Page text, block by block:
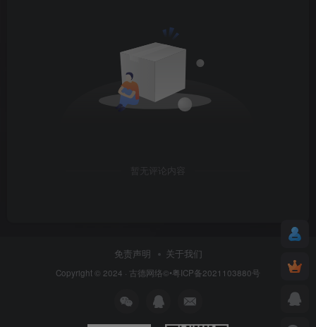
暂无评论内容
免责声明 关于我们
Copyright © 2024 · 古德网络©•粤ICP备2021103880号